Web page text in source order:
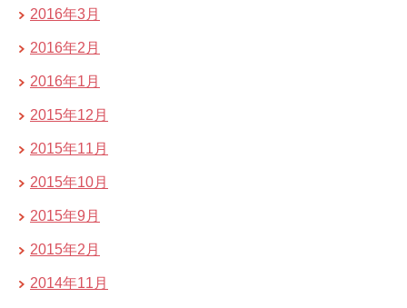
2016年3月
2016年2月
2016年1月
2015年12月
2015年11月
2015年10月
2015年9月
2015年2月
2014年11月